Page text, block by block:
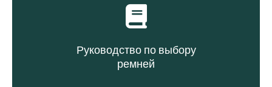
Руководство по выбору
ремней